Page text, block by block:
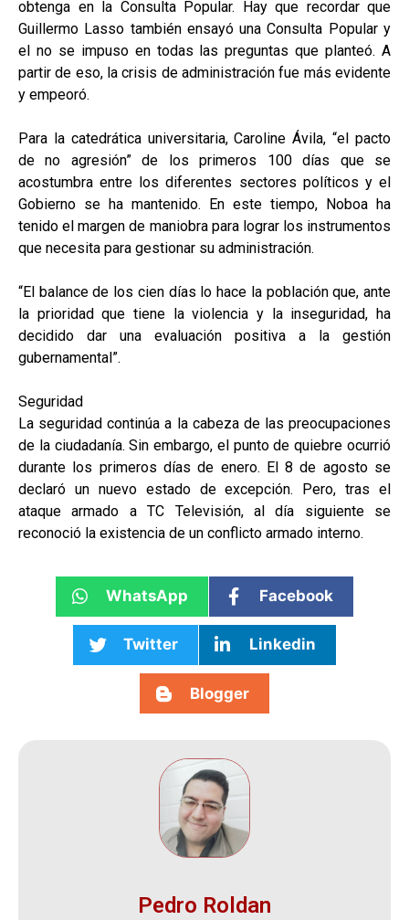
obtenga en la Consulta Popular. Hay que recordar que
Guillermo Lasso también ensayó una Consulta Popular y
el no se impuso en todas las preguntas que planteó. A
partir de eso, la crisis de administración fue más evidente
y empeoró.
Para la catedrática universitaria, Caroline Ávila, “el pacto
de no agresión” de los primeros 100 días que se
acostumbra entre los diferentes sectores políticos y el
Gobierno se ha mantenido. En este tiempo, Noboa ha
tenido el margen de maniobra para lograr los instrumentos
que necesita para gestionar su administración.
“El balance de los cien días lo hace la población que, ante
la prioridad que tiene la violencia y la inseguridad, ha
decidido dar una evaluación positiva a la gestión
gubernamental”.
Seguridad
La seguridad continúa a la cabeza de las preocupaciones
de la ciudadanía. Sin embargo, el punto de quiebre ocurrió
durante los primeros días de enero. El 8 de agosto se
declaró un nuevo estado de excepción. Pero, tras el
ataque armado a TC Televisión, al día siguiente se
reconoció la existencia de un conflicto armado interno.
WhatsApp Facebook
Twitter Linkedin
Blogger
Pedro Roldan